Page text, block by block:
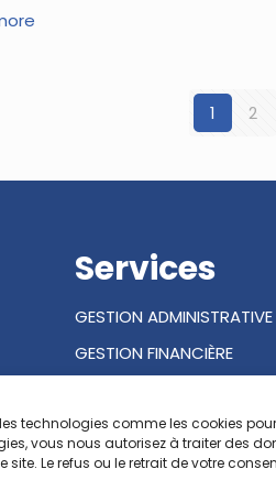
technologies comme les cookies
vous nous autorisez à traiter des
Le refus ou le retrait de votre
1 2
Services
GESTION ADMINISTRATIVE
GESTION FINANCIÈRE
PORTAIL